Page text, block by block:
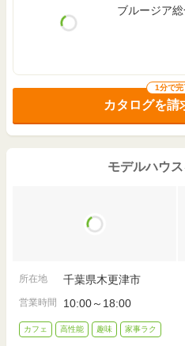
ブルージア総
1分で完
カタログを請
モデルハウ
所在地 千葉県木更津市
営業時間 10:00～18:00
カフェ 高性能 趣味 家事ラク